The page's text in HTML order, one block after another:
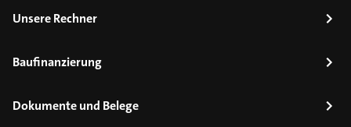
Unsere Rechner
Baufinanzierung
Dokumente und Belege